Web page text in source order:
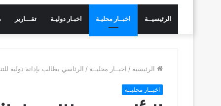
الرئيسيــة اخبــار محليـة اخبـار دوليـة تقـــارير
الرئيسية / اخبــار محليــة / الرئاسي يطالب بإدانة دولية
اخبــار محليــة